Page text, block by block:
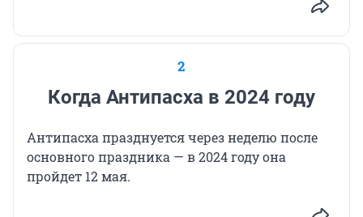
2
Когда Антипасха в 2024 году
Антипасха празднуется через неделю после
основного праздника — в 2024 году она
пройдет 12 мая.